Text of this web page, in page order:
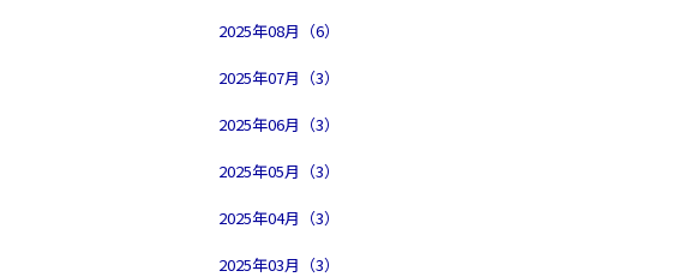
2025年08月（6）
2025年07月（3）
2025年06月（3）
2025年05月（3）
2025年04月（3）
2025年03月（3）